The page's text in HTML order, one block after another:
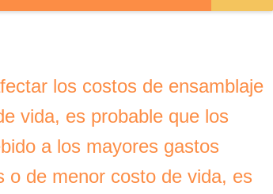
los costos de ensamblaje
vida, es probable que los
a los mayores gastos
o de menor costo de vida, es